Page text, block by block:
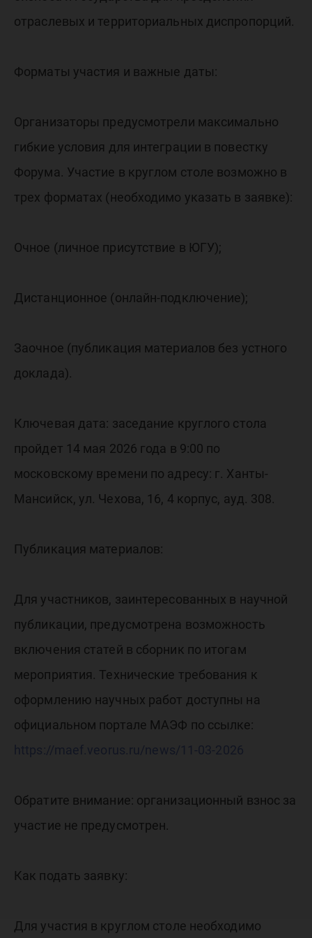
отраслевых и территориальных диспропорций.
Форматы участия и важные даты:
Организаторы предусмотрели максимально
гибкие условия для интеграции в повестку
Форума. Участие в круглом столе возможно в
трех форматах (необходимо указать в заявке):
Очное (личное присутствие в ЮГУ);
Дистанционное (онлайн-подключение);
Заочное (публикация материалов без устного
доклада).
Ключевая дата: заседание круглого стола
пройдет 14 мая 2026 года в 9:00 по
московскому времени по адресу: г. Ханты-
Мансийск, ул. Чехова, 16, 4 корпус, ауд. 308.
Публикация материалов:
Для участников, заинтересованных в научной
публикации, предусмотрена возможность
включения статей в сборник по итогам
мероприятия. Технические требования к
оформлению научных работ доступны на
официальном портале МАЭФ по ссылке:
https://maef.veorus.ru/news/11-03-2026
Обратите внимание: организационный взнос за
участие не предусмотрен.
Как подать заявку:
Для участия в круглом столе необходимо